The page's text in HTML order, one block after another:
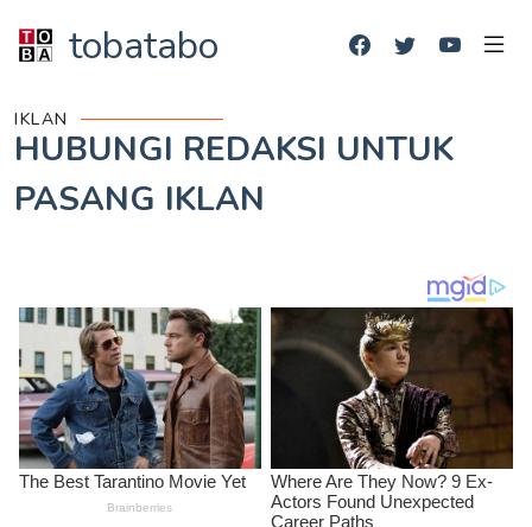
tobatabo
IKLAN
HUBUNGI REDAKSI UNTUK
PASANG IKLAN